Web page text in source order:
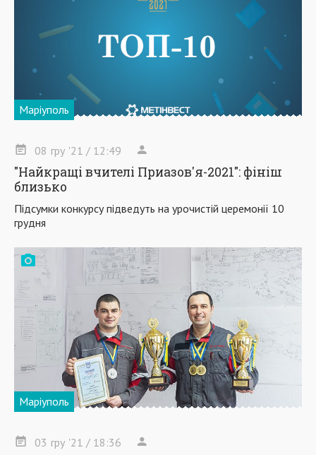
Маріуполь
08 гру '21 / 12:49
"Найкращі вчителі Приазов'я-2021": фініш
близько
Підсумки конкурсу підведуть на урочистій церемонії 10
грудня
Маріуполь
03 гру '21 / 18:36